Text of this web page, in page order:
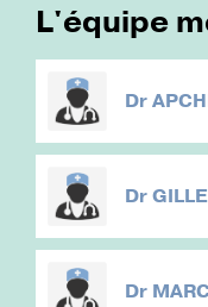
L'équipe
Dr
Dr
Dr